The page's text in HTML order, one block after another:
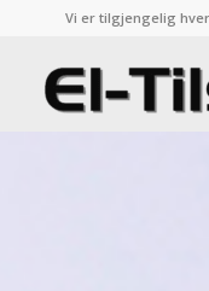
Vi er tilgjengelig